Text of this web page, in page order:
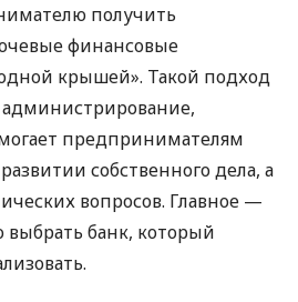
получить
финансовые
крышей». Такой подход
предпринимателям
собственного дела, а
вопросов. Главное —
выбрать банк, который